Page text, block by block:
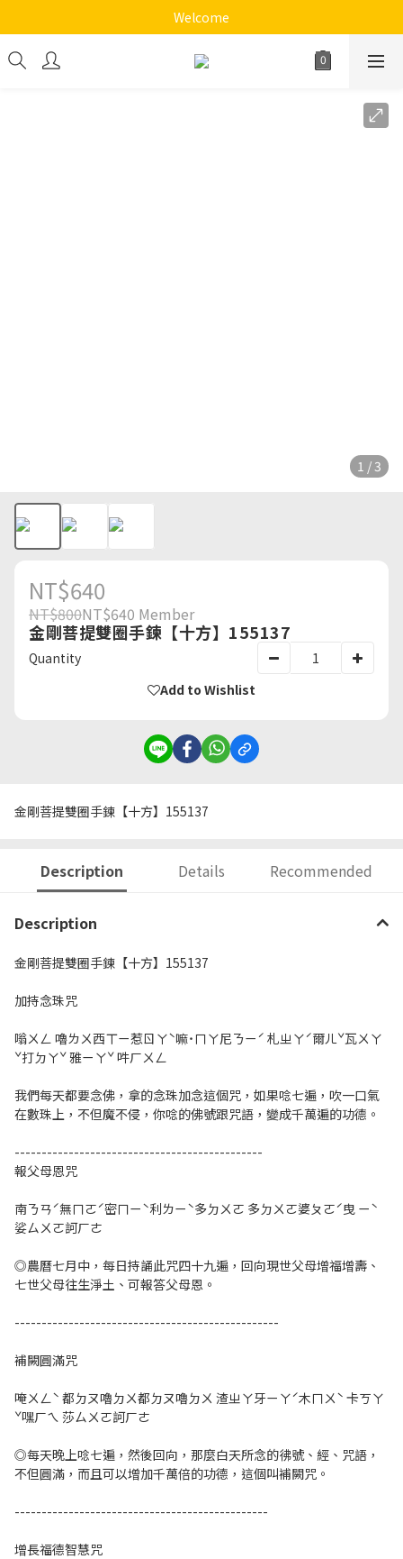
《十方心靈音樂花園》
Welcome
《十方心靈音樂花園》
1 / 3
NT$640
NT$800NT$640 Member
金剛菩提雙圈手鍊【十方】155137
Quantity
Add to Wishlist
金剛菩提雙圈手鍊【十方】155137
Description Details Recommended
Description
金剛菩提雙圈手鍊【十方】155137
加持念珠咒
嗡ㄨㄥ 嚕ㄌㄨ西ㄒㄧ惹ㄖㄚˋ嘛˙ㄇㄚ尼ㄋㄧˊ 札ㄓㄚˊ爾ㄦˇ瓦ㄨㄚ
ˇ打ㄉㄚˇ 雅ㄧㄚˇ 吽ㄏㄨㄥ
我們每天都要念佛，拿的念珠加念這個咒，如果唸七遍，吹一口氣
在數珠上，不但魔不侵，你唸的佛號跟咒語，變成千萬遍的功德。
----------------------------------------------
報父母恩咒
南ㄋㄢˊ無ㄇㄛˊ密ㄇㄧˋ利ㄌㄧˋ多ㄉㄨㄛ 多ㄉㄨㄛ婆ㄆㄛˊ曳 ㄧˋ
娑ㄙㄨㄛ訶ㄏㄜ
◎農曆七月中，每日持誦此咒四十九遍，回向現世父母增福增壽、
七世父母往生淨土、可報答父母恩。
-------------------------------------------------
補闕圓滿咒
唵ㄨㄥˋ 都ㄉㄡ嚕ㄉㄨ都ㄉㄡ嚕ㄉㄨ 渣ㄓㄚ牙ㄧㄚˊ木ㄇㄨˋ 卡ㄎㄚ
ˇ嘿ㄏㄟ 莎ㄙㄨㄛ訶ㄏㄜ
◎每天晚上唸七遍，然後回向，那麼白天所念的彿號、經、咒語，
不但圓滿，而且可以增加千萬倍的功德，這個叫補闕咒。
-----------------------------------------------
增長福德智慧咒